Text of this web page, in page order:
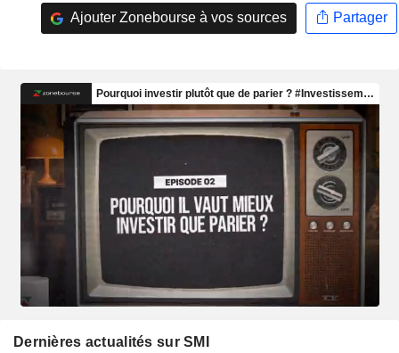
Ajouter Zonebourse à vos sources Partager
Dernières actualités sur SMI